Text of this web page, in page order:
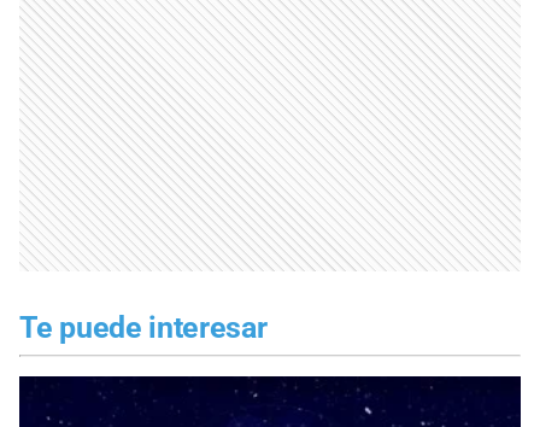
Te puede interesar